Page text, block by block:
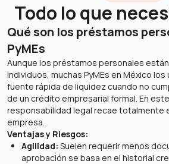
Todo lo que
Qué son los préstamos
PyMEs
Aunque los préstamos personales
individuos, muchas PyMEs en México los
fuente rápida de liquidez cuando no
de un crédito empresarial formal. En
responsabilidad legal recae totalmente
empresa.
Ventajas y Riesgos:
Agilidad: Suelen requerir menos
aprobación se basa en el historial